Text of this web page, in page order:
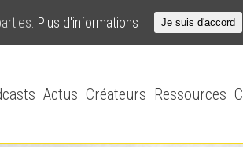
Actus Créateurs Ressources
Plus d'informations Je suis d'accord